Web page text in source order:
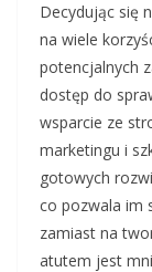
Decydując się
na wiele
potencjalnych
dostęp do
wsparcie ze
marketingu i
gotowych
co pozwala im
zamiast na
atutem jest